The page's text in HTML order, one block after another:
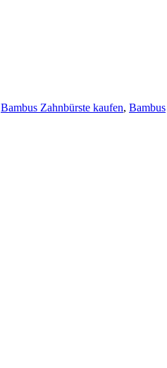
Bambus Zahnbürste kaufen, Bambus